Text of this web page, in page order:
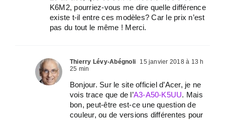
K6M2, pourriez-vous me dire quelle différence
existe t-il entre ces modèles? Car le prix n’est
pas du tout le même ! Merci.
Thierry Lévy-Abégnoli
15 janvier 2018 à 13 h
25 min
Bonjour. Sur le site officiel d’Acer, je ne
vois trace que de l’A3-A50-K5UU. Mais
bon, peut-être est-ce une question de
couleur, ou de versions différentes pour